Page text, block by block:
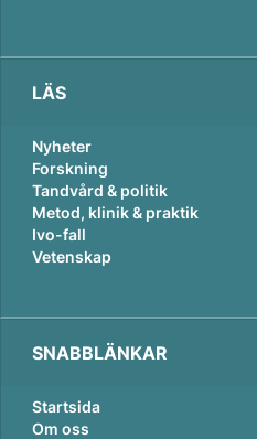
LÄS
Nyheter
Forskning
Tandvård & politik
Metod, klinik & praktik
Ivo-fall
Vetenskap
SNABBLÄNKAR
Startsida
Om oss